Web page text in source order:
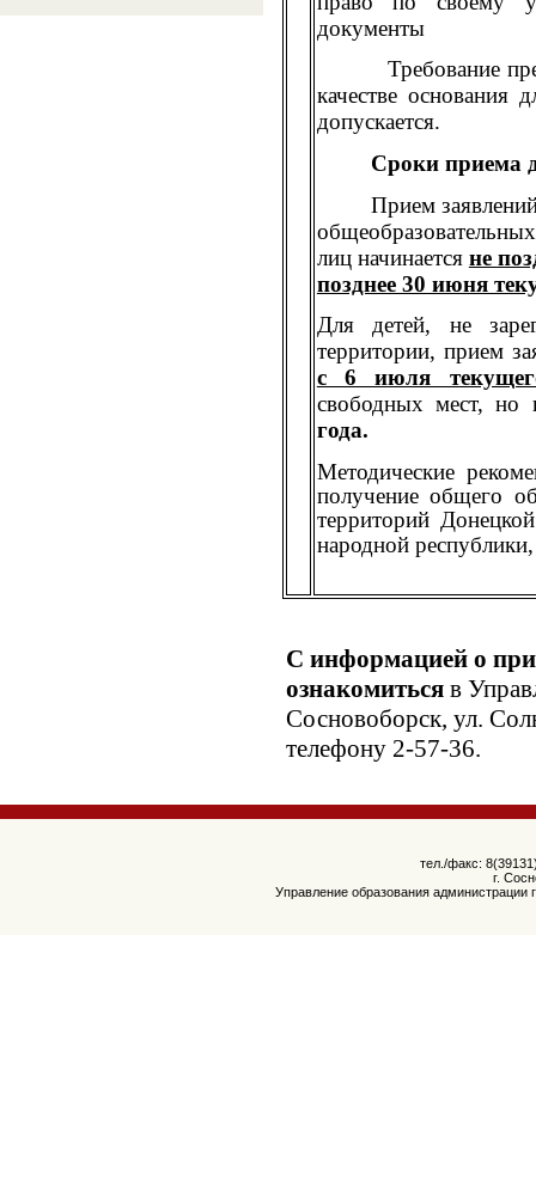
документы
Требование
качестве основания
допускается.
Сроки приема
Прием заявлений
лиц начинается не
позднее 30 июня
Для детей, не
территории, прием
с 6 июля
свободных мест, но
года.
Методические
получение общего
территорий
народной
С информацией о
ознакомитьсяв
Сосновоборск, ул.
телефону 2-57-36.
тел./факс:
г.
Управление образования администрации